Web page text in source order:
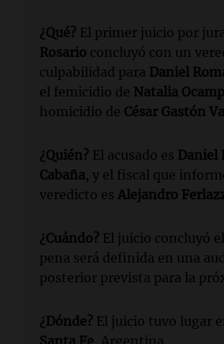
¿Qué? El primer juicio por
Rosario concluyó con un
culpabilidad para Daniel
el femicidio de Natalia
homicidio de César Gastón
¿Quién? El acusado es Daniel
Cabaña, y el fiscal que
veredicto es Alejandro
¿Cuándo? El juicio concluyó
pena será definida en una
posterior prevista para la
¿Dónde? El juicio tuvo lugar
Santa Fe, Argentina.